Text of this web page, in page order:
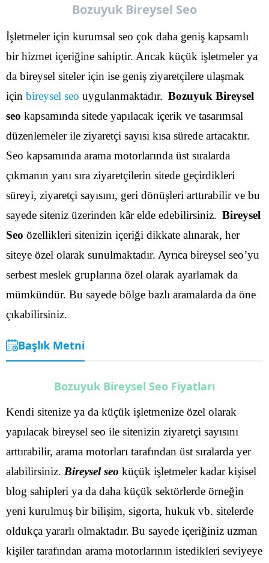
Bozuyuk Bireysel Seo
İşletmeler için kurumsal seo çok daha geniş kapsamlı
bir hizmet içeriğine sahiptir. Ancak küçük işletmeler ya
da bireysel siteler için ise geniş ziyaretçilere ulaşmak
için bireysel seo uygulanmaktadır. Bozuyuk Bireysel
seo kapsamında sitede yapılacak içerik ve tasarımsal
düzenlemeler ile ziyaretçi sayısı kısa sürede artacaktır.
Seo kapsamında arama motorlarında üst sıralarda
çıkmanın yanı sıra ziyaretçilerin sitede geçirdikleri
süreyi, ziyaretçi sayısını, geri dönüşleri arttırabilir ve bu
sayede siteniz üzerinden kâr elde edebilirsiniz. Bireysel
Seo özellikleri sitenizin içeriği dikkate alınarak, her
siteye özel olarak sunulmaktadır. Ayrıca bireysel seo’yu
serbest meslek gruplarına özel olarak ayarlamak da
mümkündür. Bu sayede bölge bazlı aramalarda da öne
çıkabilirsiniz.
Başlık Metni
Bozuyuk Bireysel Seo Fiyatları
Kendi sitenize ya da küçük işletmenize özel olarak
yapılacak bireysel seo ile sitenizin ziyaretçi sayısını
arttırabilir, arama motorları tarafından üst sıralarda yer
alabilirsiniz. Bireysel seo küçük işletmeler kadar kişisel
blog sahipleri ya da daha küçük sektörlerde örneğin
yeni kurulmuş bir bilişim, sigorta, hukuk vb. sitelerde
oldukça yararlı olmaktadır. Bu sayede içeriğiniz uzman
kişiler tarafından arama motorlarının istedikleri seviyeye